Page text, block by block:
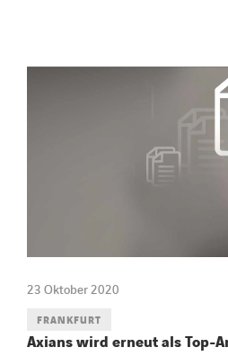
23 Oktober 2020
FRANKFURT
Axians wird erneut als Top-